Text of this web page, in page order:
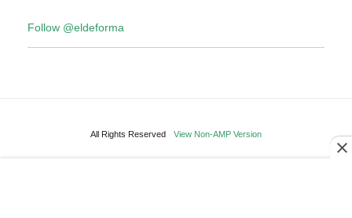
Follow @eldeforma
All Rights Reserved View Non-AMP Version